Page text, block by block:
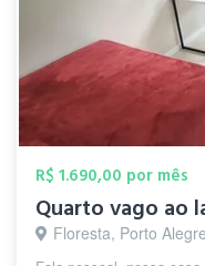
R$ 1.690,00 por mês
Quarto vago ao
Floresta, Porto